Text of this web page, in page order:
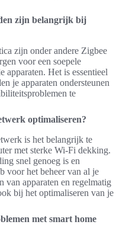
zijn belangrijk bij
zijn onder andere Zigbee
voor een soepele
apparaten. Het is essentieel
je apparaten ondersteunen
te
optimaliseren?
is het belangrijk te
met sterke Wi-Fi dekking.
snel genoeg is en
voor het beheer van al je
van apparaten en regelmatig
bij het optimaliseren van je
met smart home